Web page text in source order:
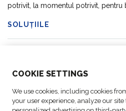
COOKIE SETTINGS
We use cookies, including cookies
your user experience, analyze our
potrivit, la momentul potrivit, pentru
SOLUȚIILE